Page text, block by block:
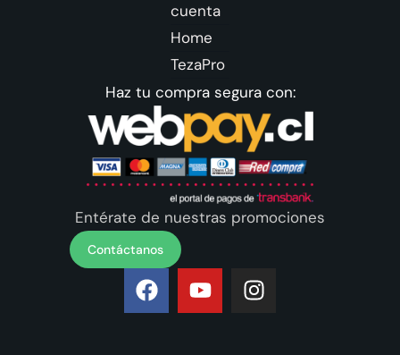
cuenta
Home
TezaPro
Haz tu compra segura con:
Entérate de nuestras promociones
Contáctanos